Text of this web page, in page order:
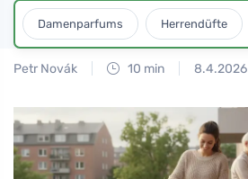
Damenparfums Herrendüfte
Petr Novák 10 min 8.4.2026